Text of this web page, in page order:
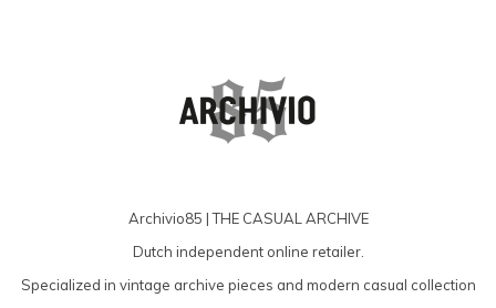
Archivio85 | THE CASUAL ARCHIVE
Dutch independent online retailer.
Specialized in vintage archive pieces and modern casual collection